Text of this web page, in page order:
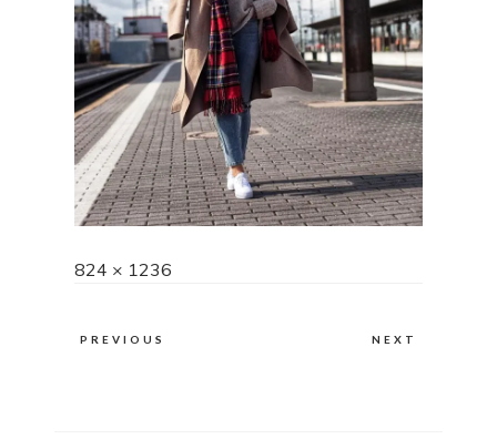
Full
824 × 1236
PREVIOUS NEXT